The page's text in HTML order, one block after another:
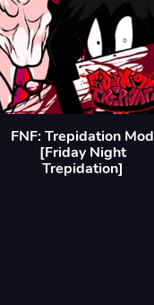
FNF: Trepidation Mod
[Friday Night
Trepidation]